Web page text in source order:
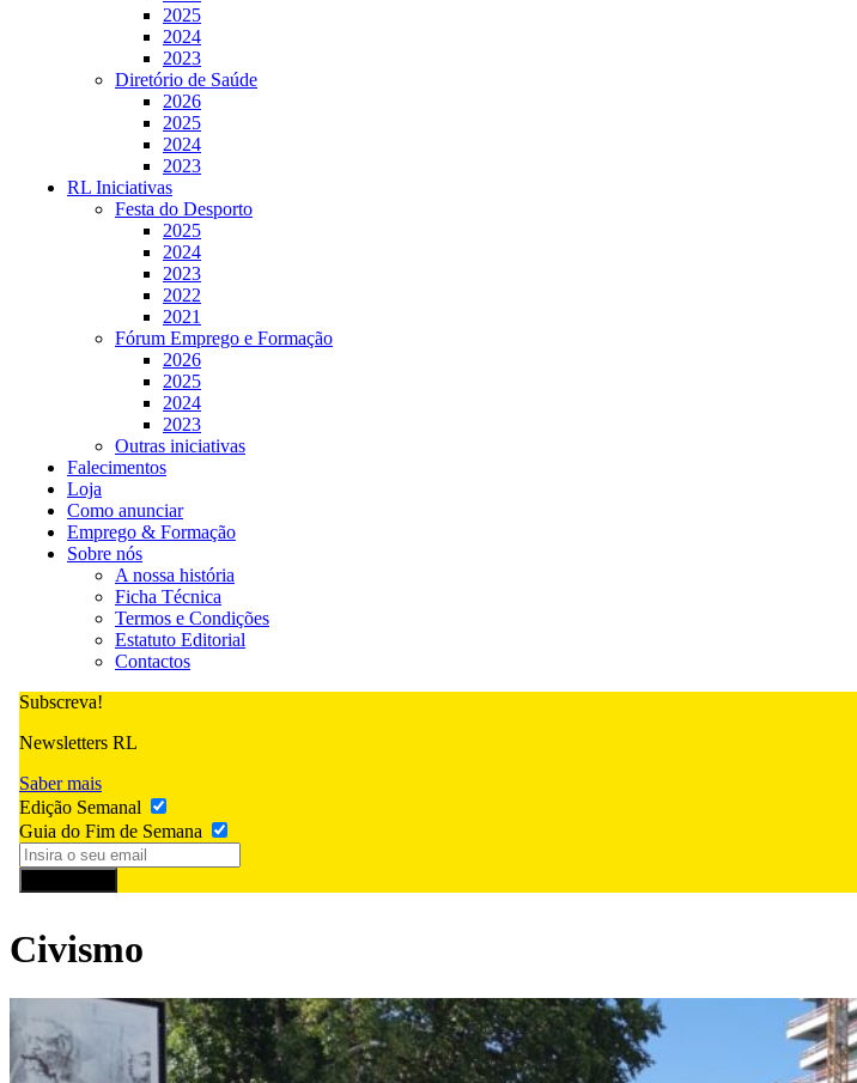
2025
2024
2023
Diretório de Saúde
2026
2025
2024
2023
RL Iniciativas
Festa do Desporto
2025
2024
2023
2022
2021
Fórum Emprego e Formação
2026
2025
2024
2023
Outras iniciativas
Falecimentos
Loja
Como anunciar
Emprego & Formação
Sobre nós
A nossa história
Ficha Técnica
Termos e Condições
Estatuto Editorial
Contactos
Subscreva!
Newsletters RL
Saber mais
Edição Semanal
Guia do Fim de Semana
Civismo